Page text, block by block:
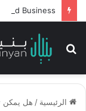
بحث
الرئيسية / هل يمكن